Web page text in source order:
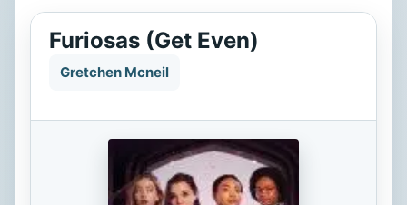
Furiosas (Get Even)
Gretchen Mcneil